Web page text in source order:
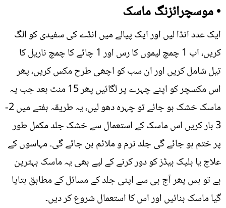
• موسچرائزنگ ماسک
ایک عدد انڈا لیں اور ایک پیالے میں انڈے کی سفیدی کو الگ
کریں، اب 1 چمچ لیموں کا رس اور 1 چائے کا چمچ ناریل کا
تیل شامل کریں اور ان سب کو اچھی طرح مکس کریں، پھر
اس مکسچر کو اپنے چہرے پر لگائیں پھر 15 منٹ بعد جب یہ
ماسک خشک ہو جائے تو چہرہ دھو لیں، یہ طریقہ ہفتے میں 2-
3 بار کریں اس ماسک کے استعمال سے خشک جلد مکمل طور
پر ختم ہو جائے گی جلد نرم و ملائم بن جائے گی۔ مہاسوں کے
علاج یا بلیک ہیڈز کو دور کرنے کے لیے بھی یہ ماسک بہترین
ہے تو بس پھر آج ہی سے اپنی جلد کے مسائل کے مطابق بتایا
گیا ماسک بنائیں اور اس کا استعمال شروع کر دیں۔